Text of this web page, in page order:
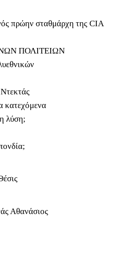
πρώην σταθμάρχη της CIA
ΠΟΛΙΤΕΙΩΝ
κατεχόμενα
λύση;
Αθανάσιος